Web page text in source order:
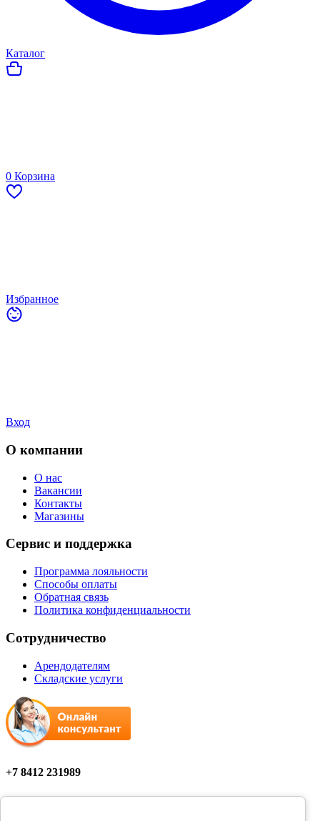
Каталог
0 Корзина
Избранное
Вход
О компании
О нас
Вакансии
Контакты
Магазины
Сервис и поддержка
Программа лояльности
Способы оплаты
Обратная связь
Политика конфиденциальности
Сотрудничество
Арендодателям
Складские услуги
+7 8412 231989
Мы в соцсетях